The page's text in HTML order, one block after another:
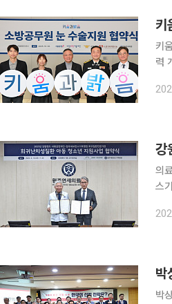
키
키
력
과
의료
스
단
박
박